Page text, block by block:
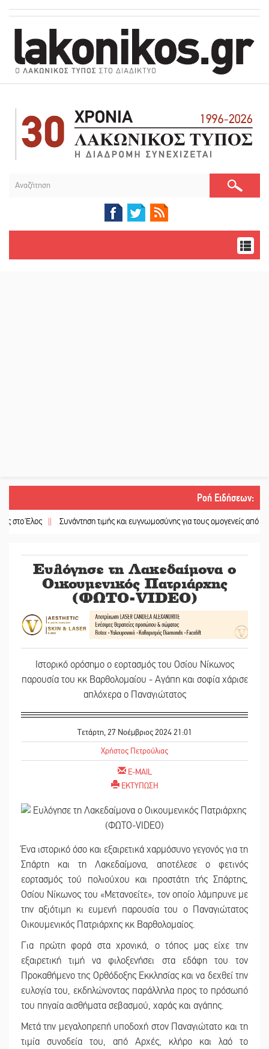
Ροή Ειδήσεων:
Συνάντηση τιμής και ευγνωμοσύνης για τους ομογενείς από την ΙΜΜΣ ||
Ευλόγησε τη Λακεδαίμονα ο
Οικουμενικός Πατριάρχης
(ΦΩΤΟ-VIDEO)
Ιστορικό ορόσημο ο εορτασμός του Οσίου Νίκωνος
παρουσία του κκ Βαρθολομαίου - Αγάπη και σοφία χάρισε
απλόχερα ο Παναγιώτατος
Τετάρτη, 27 Νοέμβριος 2024 21:01
Χρήστος Πετρούλιας
E-MAIL
ΕΚΤΥΠΩΣΗ
Ένα ιστορικό όσο και εξαιρετικά χαρμόσυνο γεγονός για τη
Σπάρτη και τη Λακεδαίμονα, αποτέλεσε ο φετινός
εορτασμός τού πολιούχου και προστάτη τής Σπάρτης,
Οσίου Νίκωνος του «Μετανοείτε», τον οποίο λάμπρυνε με
την αξιότιμη κι ευμενή παρουσία του ο Παναγιώτατος
Οικουμενικός Πατριάρχης κκ Βαρθολομαίος.
Για πρώτη φορά στα χρονικά, ο τόπος μας είχε την
εξαιρετική τιμή να φιλοξενήσει στα εδάφη του τον
Προκαθήμενο της Ορθόδοξης Εκκλησίας και να δεχθεί την
ευλογία του, εκδηλώνοντας παράλληλα προς το πρόσωπό
του πηγαία αισθήματα σεβασμού, χαράς και αγάπης.
Μετά την μεγαλοπρεπή υποδοχή στον Παναγιώτατο και τη
τιμία συνοδεία του, από Αρχές, κλήρο και λαό το